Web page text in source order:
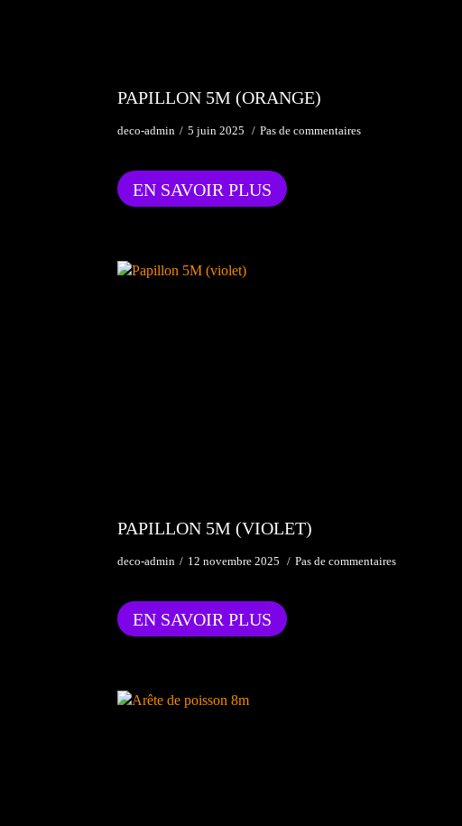
PAPILLON 5M (ORANGE)
deco-admin 5 juin 2025 Pas de commentaires
EN SAVOIR PLUS
PAPILLON 5M (VIOLET)
deco-admin 12 novembre 2025 Pas de commentaires
EN SAVOIR PLUS